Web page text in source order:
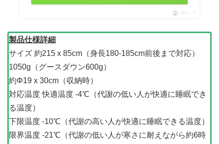
ポチップ
製品仕様詳細
サイズ 約215 x 85cm（身長180-185cm前後まで対応）
1050g（グースダウン600g）
約Φ19 x 30cm（収納時）
対応温度 快適温度 -4℃（代謝の低い人が快適に睡眠でき
る温度）
下限温度 -10℃（代謝の高い人が快適に睡眠できる温度）
限界温度 -21℃（代謝の低い人が寒さに耐えながら約6時